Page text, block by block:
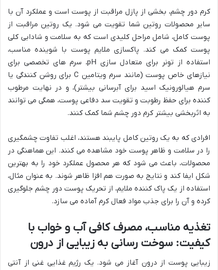
کرم دور چشم، بخشی از پازل مراقبت از پوست است و عملکرد آن با
سایر محصولات روتین شما تقویت می شود. یک روتین مراقبت از
پوست کامل، شامل مراحل کلیدی است که به سلامت و شادابی کلی
پوست کمک می کند. پاکسازی ملایم پوست با شوینده مناسب،
استفاده از تونر برای متعادل سازی pH، سرم های تخصصی برای
نیازهای خاص پوست (مانند سرم ویتامین C برای روشن کنندگی یا
سرم هیالورونیک اسید برای آبرسانی بیشتر)، و در نهایت مرطوب
کننده برای حفظ رطوبت و تقویت سد دفاعی پوست، همگی می توانند
به اثربخشی بیشتر کرم دور چشم شما کمک کنند.
افرادی که به یک روتین کامل پایبند هستند، اغلب تفاوت چشمگیری
را در سلامت و ظاهر پوست خود مشاهده می کنند. این هماهنگی در
محصولات، باعث می شود که هر محصول عملکرد خود را به بهترین
شکل ایفا کند و نتایج به صورت هم افزا ظاهر شوند. به عنوان مثال،
استفاده از یک پاک کننده ملایم، از تحریک پوست دور چشم جلوگیری
کرده و آن را برای جذب مواد فعال کرم آماده می سازد.
تغذیه مناسب، مصرف کافی آب و خواب با
کیفیت: سوخت رسانی به زیبایی از درون
زیبایی پوست از درون آغاز می شود. یک رژیم غذایی غنی از آنتی